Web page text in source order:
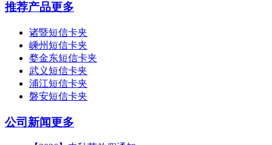
推荐产品更多
诸暨短信卡夹
嵊州短信卡夹
婺金东短信卡夹
武义短信卡夹
浦江短信卡夹
磐安短信卡夹
公司新闻更多